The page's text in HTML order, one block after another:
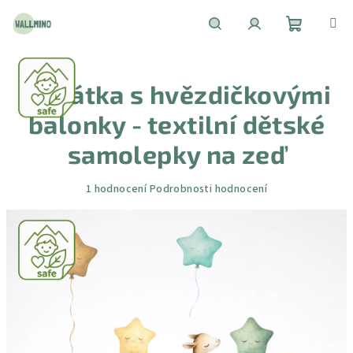
obsah
košík
Zvířátka s hvězdičkovými
balonky - textilní dětské
samolepky na zeď
Průměrné
5,0
z
1 hodnoceníPodrobnosti hodnocení